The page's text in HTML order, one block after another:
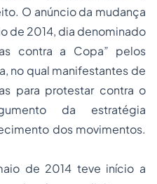
O anúncio da mudança
de 2014, dia denominado
contra a Copa” pelos
no qual manifestantes de
para protestar contra o
da estratégia
dos movimentos.
de 2014 teve início a